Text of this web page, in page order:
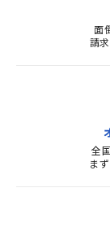
面
請
全
ま